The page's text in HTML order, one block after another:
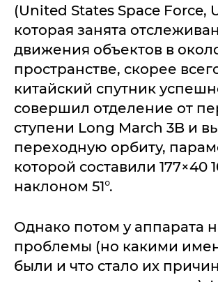
(United States Space Force,
которая занята
движения объектов в
пространстве, скорее
китайский спутник
совершил отделение от
ступени Long March 3B и
переходную орбиту,
которой составили 177×40
наклоном 51°.
Однако потом у аппарата
проблемы (но какими
были и что стало их